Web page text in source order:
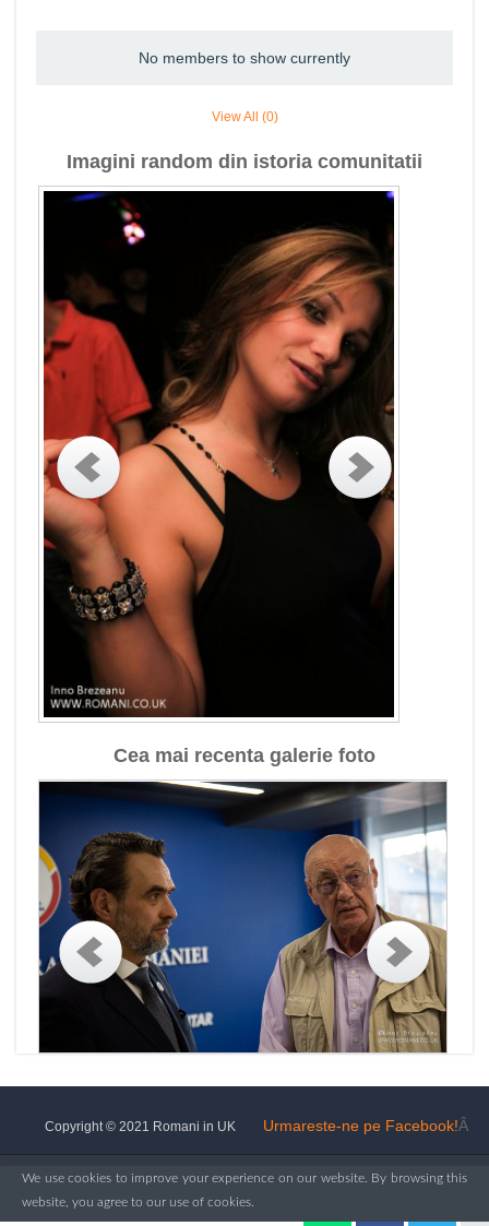
No members to show currently
View All (0)
Imagini random din istoria comunitatii
Cea mai recenta galerie foto
Urmareste-ne pe Facebook!Â
Copyright © 2021 Romani in UK
We use cookies to improve your experience on our website. By browsing this
website, you agree to our use of cookies.